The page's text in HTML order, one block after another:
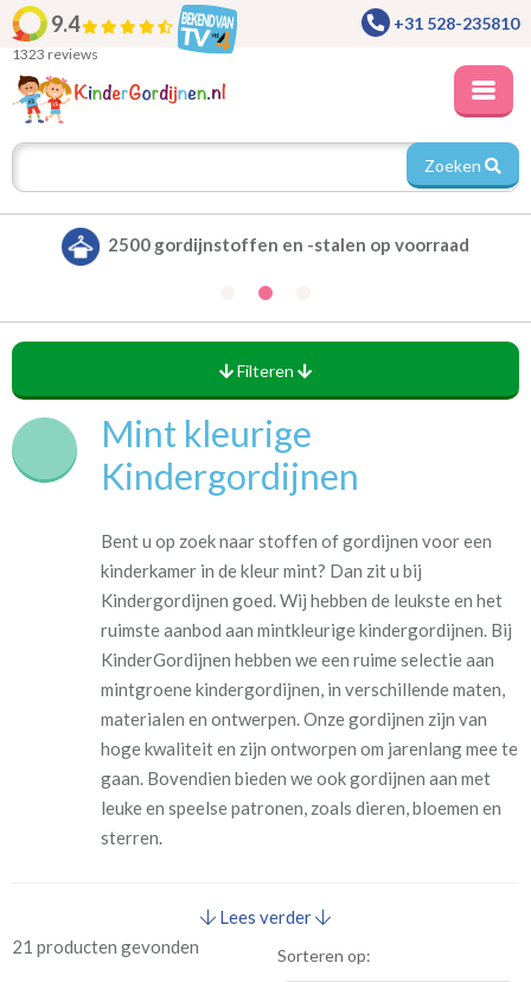
9.4
1323 reviews
+31 528-235810
Zoeken
Alle gordijnen verduisterend leverbaar
Filteren
Mint kleurige
Kindergordijnen
Bent u op zoek naar stoffen of gordijnen voor een
kinderkamer in de kleur mint? Dan zit u bij
Kindergordijnen goed. Wij hebben de leukste en het
ruimste aanbod aan mintkleurige kindergordijnen. Bij
KinderGordijnen hebben we een ruime selectie aan
mintgroene kindergordijnen, in verschillende maten,
materialen en ontwerpen. Onze gordijnen zijn van
hoge kwaliteit en zijn ontworpen om jarenlang mee te
gaan. Bovendien bieden we ook gordijnen aan met
leuke en speelse patronen, zoals dieren, bloemen en
sterren.
Lees verder
21 producten gevonden
Sorteren op: